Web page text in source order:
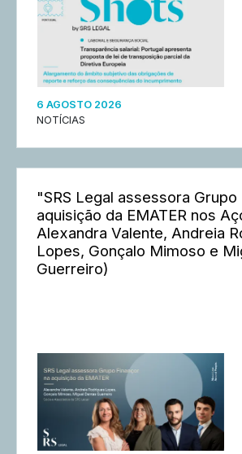
6 AGOSTO 2026
NOTÍCIAS
"SRS Legal assessora Grupo
aquisição da EMATER nos
Alexandra Valente, Andreia
Lopes, Gonçalo Mimoso e
Guerreiro)